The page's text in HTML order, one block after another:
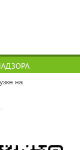
на